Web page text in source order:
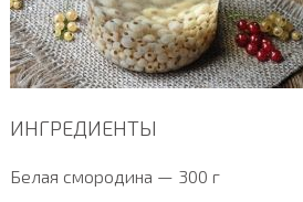
ИНГРЕДИЕНТЫ
Белая смородина — 300 г